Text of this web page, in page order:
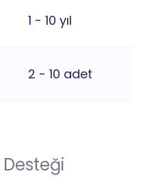
1 - 10 yıl
2 - 10 adet